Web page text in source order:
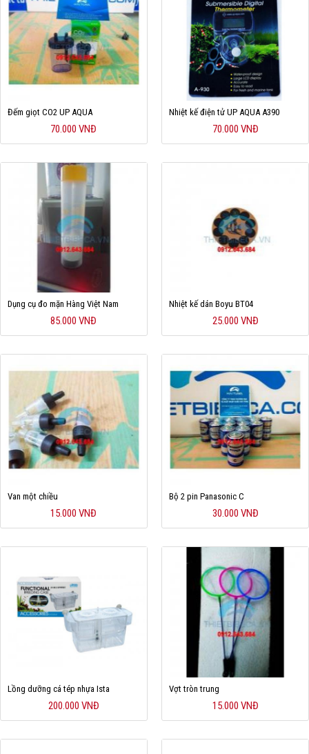
Đếm giọt CO2 UP AQUA
70.000 VNĐ
Nhiệt kế điện tử UP AQUA A390
70.000 VNĐ
Dụng cụ đo mặn Hàng Việt Nam
85.000 VNĐ
Nhiệt kế dán Boyu BT04
25.000 VNĐ
Van một chiều
15.000 VNĐ
Bộ 2 pin Panasonic C
30.000 VNĐ
Lồng dưỡng cá tép nhựa Ista
200.000 VNĐ
Vợt tròn trung
15.000 VNĐ